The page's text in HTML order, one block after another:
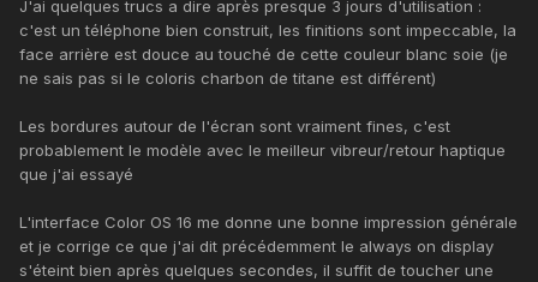
J'ai quelques trucs a dire après presque 3 jours d'utilisation :
c'est un téléphone bien construit, les finitions sont impeccable, la
face arrière est douce au touché de cette couleur blanc soie (je
ne sais pas si le coloris charbon de titane est différent)
Les bordures autour de l'écran sont vraiment fines, c'est
probablement le modèle avec le meilleur vibreur/retour haptique
que j'ai essayé
L'interface Color OS 16 me donne une bonne impression générale
et je corrige ce que j'ai dit précédemment le always on display
s'éteint bien après quelques secondes, il suffit de toucher une